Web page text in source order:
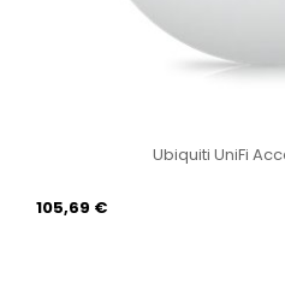
Ubiquiti UniFi
105,69 €